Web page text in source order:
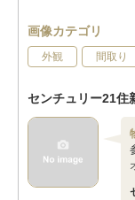
画像カテゴリ
外観 間取り
センチュリー21住